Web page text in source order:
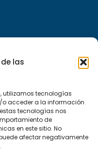
las
utilizamos tecnologías
acceder a la información
tecnologías nos
de
en este sitio. No
afectar negativamente
Newsletter